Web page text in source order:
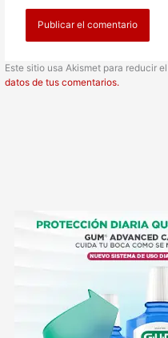
Este sitio usa Akismet para reducir
datos de tus comentarios.